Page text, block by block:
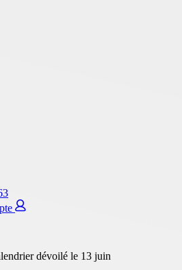
dévoilé le 13 juin